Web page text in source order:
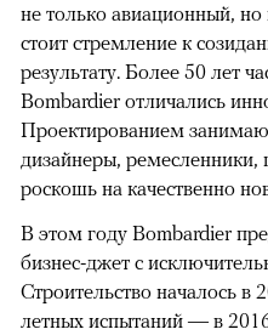
не только авиационный,
стоит стремление к
результату. Более 50 лет
Bombardier отличались
Проектированием
дизайнеры,
роскошь на качественно
В этом году Bombardier
бизнес-джет с
Строительство началось в
летных испытаний — в